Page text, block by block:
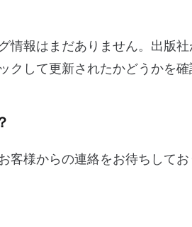
情報はまだありません。出版
して更新されたかどうかを確
様からの連絡をお待ちしてお